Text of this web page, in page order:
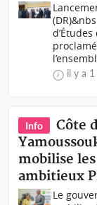
il y a
Info
Côte
mobilise
ambitieux
Le